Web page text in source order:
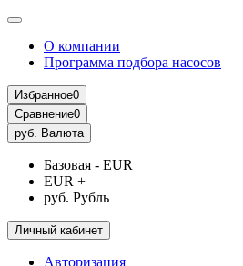
О компании
Программа подбора насосов
Избранное0
Сравнение0
руб. Валюта
Базовая - EUR
EUR +
руб. Рубль
Личный кабинет
Авторизация